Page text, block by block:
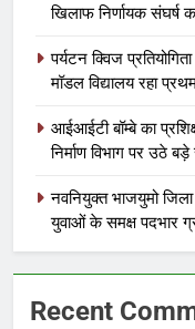
खिलाफ निर्णायक संघर्ष
पर्यटन क्विज
मॉडल विद्यालय रहा
आईआईटी बॉम्बे का
निर्माण विभाग पर उठे
नवनियुक्त भाजयुमो
युवाओं के समक्ष पदभार
Recent